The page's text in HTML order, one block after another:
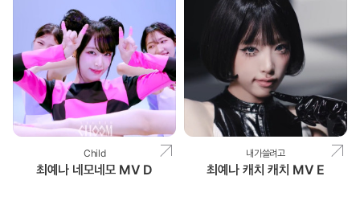
Child
최예나 네모네모 MV D
내가쓸려고
최예나 캐치 캐치 MV E